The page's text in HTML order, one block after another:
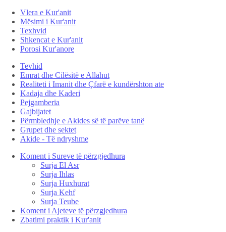
Vlera e Kur'anit
Mësimi i Kur'anit
Texhvid
Shkencat e Kur'anit
Porosi Kur'anore
Tevhid
Emrat dhe Cilësitë e Allahut
Realiteti i Imanit dhe Çfarë e kundërshton ate
Kadaja dhe Kaderi
Pejgamberia
Gajbijatet
Përmbledhje e Akides së të parëve tanë
Grupet dhe sektet
Akide - Të ndryshme
Koment i Sureve të përzgjedhura
Surja El Asr
Surja Ihlas
Surja Huxhurat
Surja Kehf
Surja Teube
Koment i Ajeteve të përzgjedhura
Zbatimi praktik i Kur'anit